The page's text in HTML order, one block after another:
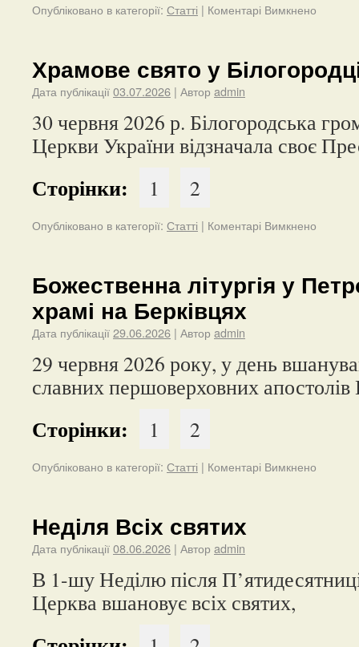
Опубліковано в категорії: Статті | Коментарі Вимкнено
Храмове свято у
Дата публікації03.07.2026 | Автор admin
30 червня 2026 р. Білогородська
Церкви України відзначала своє
Сторінки: 1 2
Опубліковано в категорії: Статті | Коментарі Вимкнено
Божественна літургія у
храмі на Берківцях
Дата публікації29.06.2026 | Автор admin
29 червня 2026 року, у день
славних першоверховних апостолів
Сторінки: 1 2
Опубліковано в категорії: Статті | Коментарі Вимкнено
Неділя Всіх святих
Дата публікації08.06.2026 | Автор admin
В 1-шу Неділю після
Церква вшановує всіх святих,